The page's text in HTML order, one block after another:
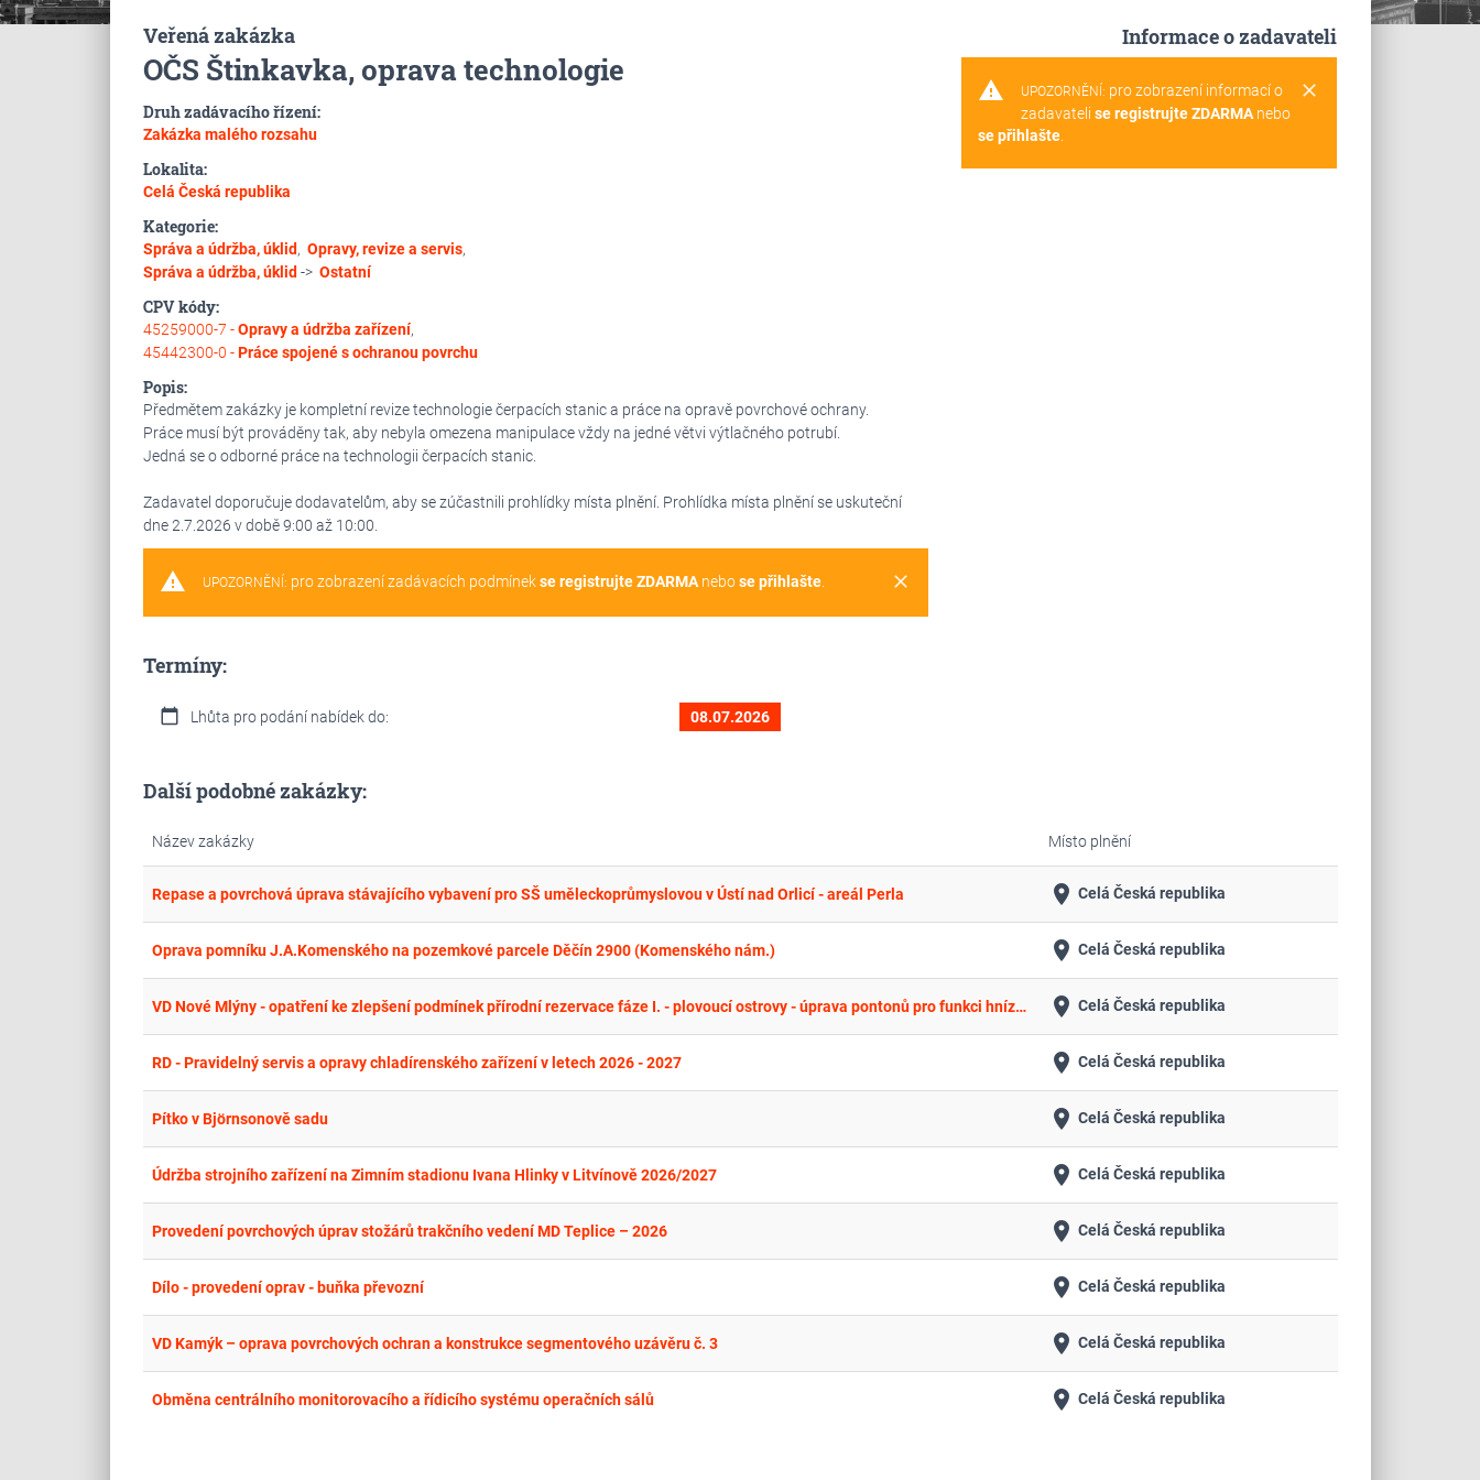
Veřená zakázka
OČS Štinkavka, oprava technologie
Druh zadávacího řízení:
Zakázka malého rozsahu
Lokalita:
Celá Česká republika
Kategorie:
Správa a údržba, úklid, Opravy, revize a servis,
Správa a údržba, úklid -> Ostatní
CPV kódy:
45259000-7 -Opravy a údržba zařízení,
45442300-0 -Práce spojené s ochranou povrchu
Popis:
Předmětem zakázky je kompletní revize technologie čerpacích stanic a práce na opravě povrchové ochrany.
Práce musí být prováděny tak, aby nebyla omezena manipulace vždy na jedné větvi výtlačného potrubí.
Jedná se o odborné práce na technologii čerpacích stanic.
Zadavatel doporučuje dodavatelům, aby se zúčastnili prohlídky místa plnění. Prohlídka místa plnění se uskuteční
dne 2.7.2026 v době 9:00 až 10:00.
warning clear
UPOZORNĚNÍ: pro zobrazení zadávacích podmínekse registrujte ZDARMAnebose přihlašte.
Termíny:
calendar_today Lhůta pro podání nabídek do: 08.07.2026
Informace o zadavateli
warning clear
UPOZORNĚNÍ: pro zobrazení informací o
zadavateli se registrujte ZDARMAnebo
se přihlašte.
Další podobné zakázky:
Název zakázky Místo plnění
Repase a povrchová úprava stávajícího vybavení pro SŠ uměleckoprůmyslovou v Ústí nad Orlicí - areál Perla place Celá Česká republika
Oprava pomníku J.A.Komenského na pozemkové parcele Děčín 2900 (Komenského nám.) place Celá Česká republika
VD Nové Mlýny - opatření ke zlepšení podmínek přírodní rezervace fáze I. - plovoucí ostrovy - úprava pontonů pro funkci hnízdění place Celá Česká republika
RD - Pravidelný servis a opravy chladírenského zařízení v letech 2026 - 2027 place Celá Česká republika
Pítko v Björnsonově sadu place Celá Česká republika
Údržba strojního zařízení na Zimním stadionu Ivana Hlinky v Litvínově 2026/2027 place Celá Česká republika
Provedení povrchových úprav stožárů trakčního vedení MD Teplice – 2026 place Celá Česká republika
Dílo - provedení oprav - buňka převozní place Celá Česká republika
VD Kamýk – oprava povrchových ochran a konstrukce segmentového uzávěru č. 3 place Celá Česká republika
Obměna centrálního monitorovacího a řídicího systému operačních sálů place Celá Česká republika